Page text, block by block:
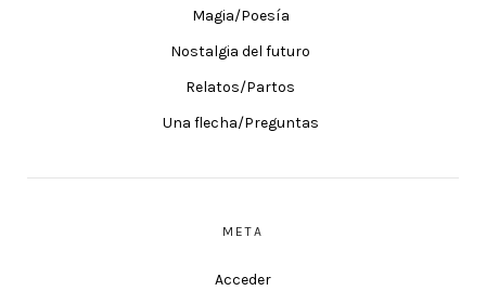
Magia/Poesía
Nostalgia del futuro
Relatos/Partos
Una flecha/Preguntas
META
Acceder